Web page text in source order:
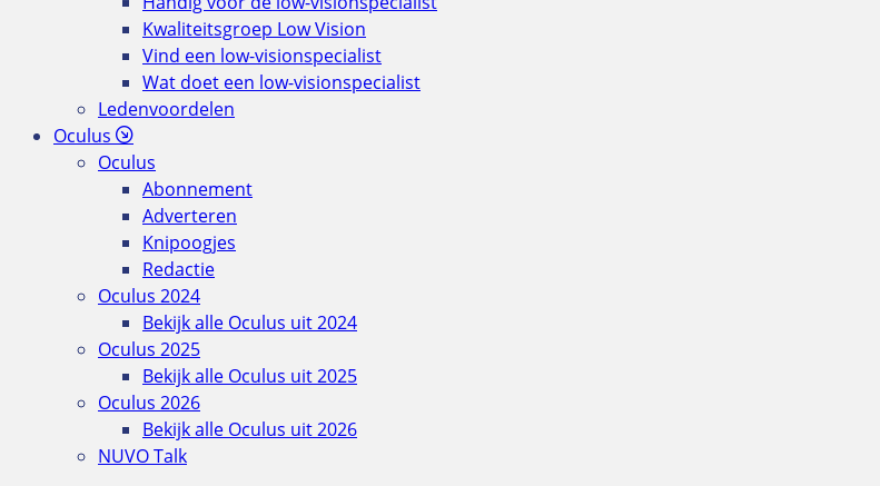
Kwaliteitsgroep Low Vision
Vind een low-visionspecialist
Wat doet een low-visionspecialist
Ledenvoordelen
Oculus
Oculus
Abonnement
Adverteren
Knipoogjes
Redactie
Oculus 2024
Bekijk alle Oculus uit 2024
Oculus 2025
Bekijk alle Oculus uit 2025
Oculus 2026
Bekijk alle Oculus uit 2026
NUVO Talk